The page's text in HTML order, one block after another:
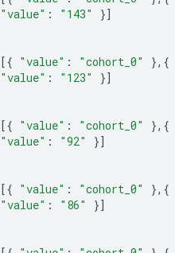
"value" : "143"
}]
[{ "value" : "cohort_0"
},{
"value" : "123"
}]
[{ "value" : "cohort_0"
},{
"value" : "92"
}]
[{ "value" : "cohort_0"
},{
"value" : "86"
}]